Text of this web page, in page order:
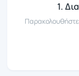
1.